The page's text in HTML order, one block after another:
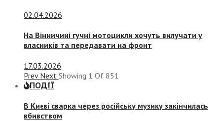
02.04.2026
На Вінничині гучні мотоцикли хочуть вилучати у
власників та передавати на фронт
17.03.2026
Prev Next Showing 1 Of 851
ПОДІЇ
В Києві сварка через російську музику закінчилась
вбивством